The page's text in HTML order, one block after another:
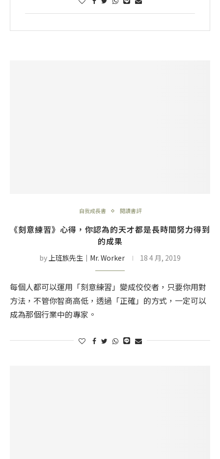
自我成長書 閱讀書評
《刻意練習》心得，你認為的天才都是長時間努力得到
的成果
by上班族先生│Mr. Worker 18 4 月, 2019
每個人都可以運用「刻意練習」變成佼佼者，只要你用對
方法，不管你智商高低，透過「正確」的方式，一定可以
成為那個行業中的專家。